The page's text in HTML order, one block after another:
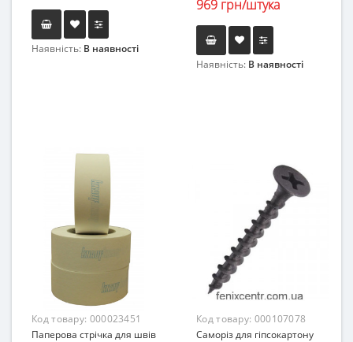
Наявність: В наявності
969 грн/штука
Наявність: В наявності
Код товару: 000023451
Паперова стрічка для швів
Код товару: 000107078
Саморіз для гіпсокартону